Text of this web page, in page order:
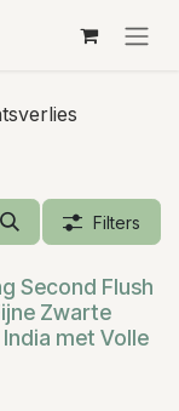
Filters
Second Flush
Zwarte
met Volle